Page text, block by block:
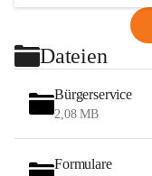
Dateien
Bürgerservice
2,08 MB
Formulare